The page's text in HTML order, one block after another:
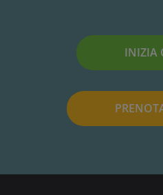
INIZIA